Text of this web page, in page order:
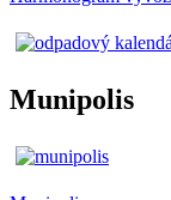
Munipolis